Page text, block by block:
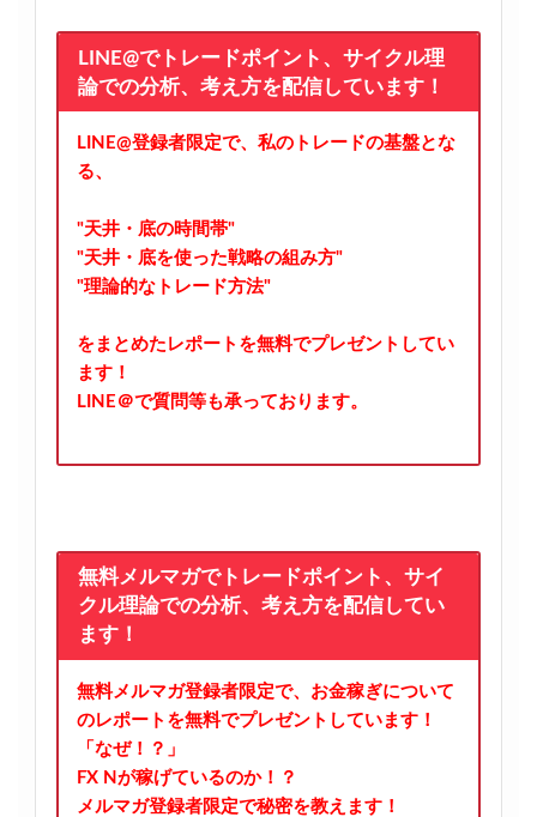
LINE@でトレードポイント、サイクル理
論での分析、考え方を配信しています！
LINE@登録者限定で、私のトレードの基盤とな
る、
"天井・底の時間帯"
"天井・底を使った戦略の組み方"
"理論的なトレード方法"
をまとめたレポートを無料でプレゼントしてい
ます！
LINE＠で質問等も承っております。
無料メルマガでトレードポイント、サイ
クル理論での分析、考え方を配信してい
ます！
無料メルマガ登録者限定で、お金稼ぎについて
のレポートを無料でプレゼントしています！
「なぜ！？」
FX Nが稼げているのか！？
メルマガ登録者限定で秘密を教えます！